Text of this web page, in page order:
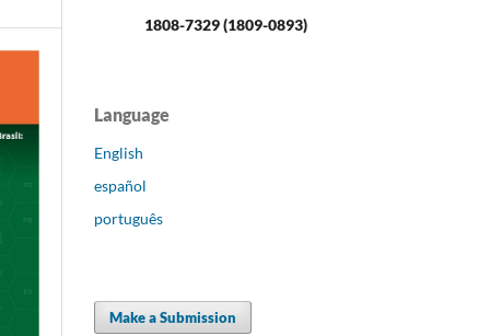
1808-7329 (1809-0893)
Language
English
español
português
Make a Submission